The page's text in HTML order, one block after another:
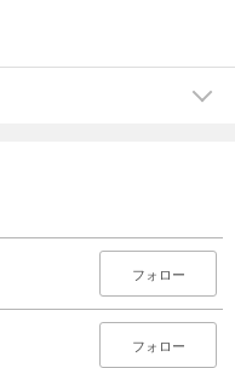
フォロー
フォロー